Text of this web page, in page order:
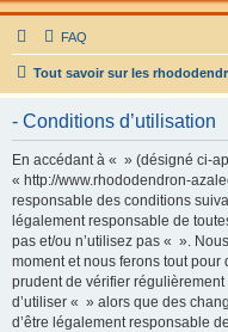
FAQ
Tout savoir sur les
- Conditions d’utilisation
En accédant à « » (désigné ci-
« http://www.rhododendron-
responsable des conditions
légalement responsable de
pas et/ou n’utilisez pas « ».
moment et nous ferons tout pour
prudent de vérifier
d’utiliser « » alors que des
d’être légalement responsable